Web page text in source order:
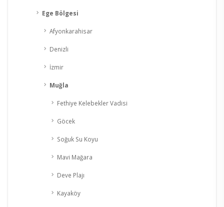
Ege Bölgesi
Afyonkarahisar
Denizli
İzmir
Muğla
Fethiye Kelebekler Vadisi
Göcek
Soğuk Su Koyu
Mavi Mağara
Deve Plajı
Kayaköy